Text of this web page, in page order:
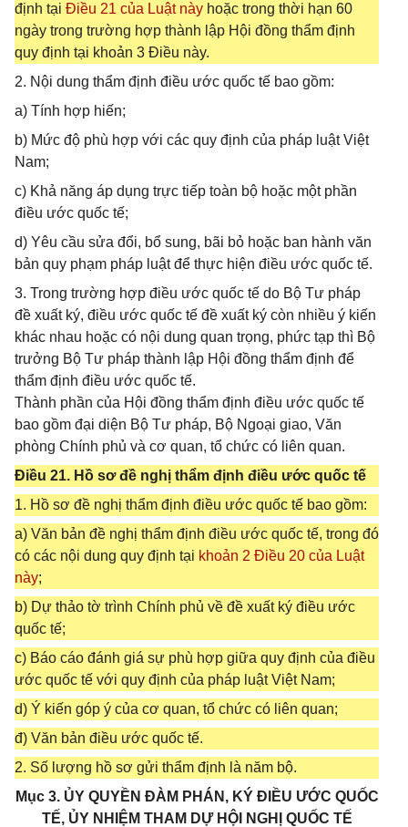
định tại Điều 21 của Luật này hoặc trong thời hạn 60
ngày trong trường hợp thành lập Hội đồng thẩm định
quy định tại khoản 3 Điều này.
2. Nội dung thẩm định điều ước quốc tế bao gồm:
a) Tính hợp hiến;
b) Mức độ phù hợp với các quy định của pháp luật Việt
Nam;
c) Khả năng áp dụng trực tiếp toàn bộ hoặc một phần
điều ước quốc tế;
d) Yêu cầu sửa đổi, bổ sung, bãi bỏ hoặc ban hành văn
bản quy phạm pháp luật để thực hiện điều ước quốc tế.
3. Trong trường hợp điều ước quốc tế do Bộ Tư pháp
đề xuất ký, điều ước quốc tế đề xuất ký còn nhiều ý kiến
khác nhau hoặc có nội dung quan trọng, phức tạp thì Bộ
trưởng Bộ Tư pháp thành lập Hội đồng thẩm định để
thẩm định điều ước quốc tế.
Thành phần của Hội đồng thẩm định điều ước quốc tế
bao gồm đại diện Bộ Tư pháp, Bộ Ngoại giao, Văn
phòng Chính phủ và cơ quan, tổ chức có liên quan.
Điều 21. Hồ sơ đề nghị thẩm định điều ước quốc tế
1. Hồ sơ đề nghị thẩm định điều ước quốc tế bao gồm:
a) Văn bản đề nghị thẩm định điều ước quốc tế, trong đó
có các nội dung quy định tại khoản 2 Điều 20 của Luật
này;
b) Dự thảo tờ trình Chính phủ về đề xuất ký điều ước
quốc tế;
c) Báo cáo đánh giá sự phù hợp giữa quy định của điều
ước quốc tế với quy định của pháp luật Việt Nam;
d) Ý kiến góp ý của cơ quan, tổ chức có liên quan;
đ) Văn bản điều ước quốc tế.
2. Số lượng hồ sơ gửi thẩm định là năm bộ.
Mục 3. ỦY QUYỀN ĐÀM PHÁN, KÝ ĐIỀU ƯỚC QUỐC
TẾ, ỦY NHIỆM THAM DỰ HỘI NGHỊ QUỐC TẾ